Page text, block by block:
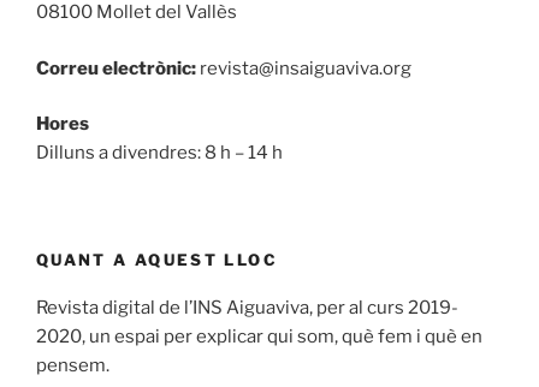
08100 Mollet del Vallès
Correu electrònic: revista@insaiguaviva.org
Hores
Dilluns a divendres: 8 h – 14 h
QUANT A AQUEST LLOC
Revista digital de l’INS Aiguaviva, per al curs 2019-
2020, un espai per explicar qui som, què fem i què en
pensem.